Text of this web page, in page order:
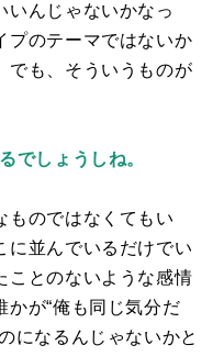
いんじゃないかなっ
プのテーマではないか
でも、そういうものが
でしょうしね。
ものではなくてもい
に並んでいるだけでい
ことのないような感情
かが“俺も同じ気分だ
になるんじゃないかと